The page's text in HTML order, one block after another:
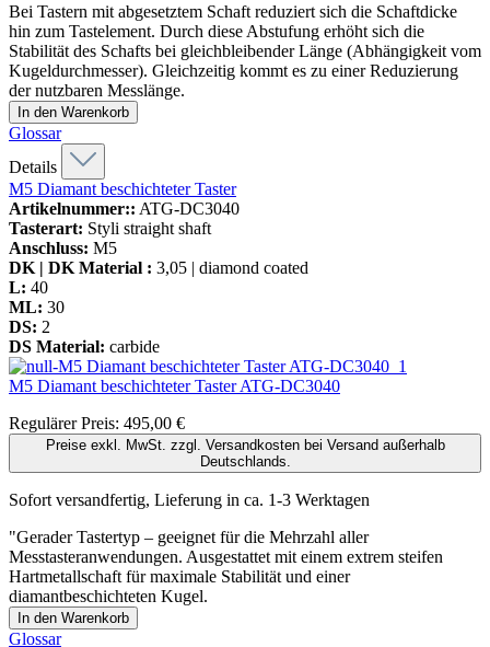
Bei Tastern mit abgesetztem Schaft reduziert sich die Schaftdicke
hin zum Tastelement. Durch diese Abstufung erhöht sich die
Stabilität des Schafts bei gleichbleibender Länge (Abhängigkeit vom
Kugeldurchmesser). Gleichzeitig kommt es zu einer Reduzierung
der nutzbaren Messlänge.
In den Warenkorb
Glossar
Details
M5 Diamant beschichteter Taster
Artikelnummer:: ATG-DC3040
Tasterart: Styli straight shaft
Anschluss: M5
DK | DK Material : 3,05 | diamond coated
L: 40
ML: 30
DS: 2
DS Material: carbide
M5 Diamant beschichteter TasterATG-DC3040
Regulärer Preis: 495,00 €
Preise exkl. MwSt. zzgl. Versandkosten bei Versand außerhalb
Deutschlands.
Sofort versandfertig, Lieferung in ca. 1-3 Werktagen
"Gerader Tastertyp – geeignet für die Mehrzahl aller
Messtasteranwendungen. Ausgestattet mit einem extrem steifen
Hartmetallschaft für maximale Stabilität und einer
diamantbeschichteten Kugel.
In den Warenkorb
Glossar